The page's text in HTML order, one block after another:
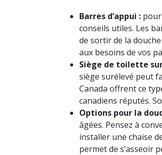
Barres d’appui :
conseils utiles. Les
de sortir de la
aux besoins de vos
Siège de toilette
siège surélevé peut
Canada offrent ce
canadiens réputés.
Options pour la
âgées. Pensez à
installer une chaise
permet de s’asseoir